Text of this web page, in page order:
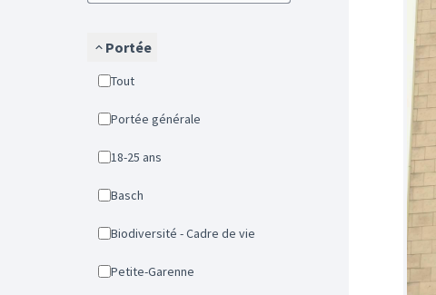
Portée
Tout
Portée générale
18-25 ans
Basch
Biodiversité - Cadre de vie
Petite-Garenne